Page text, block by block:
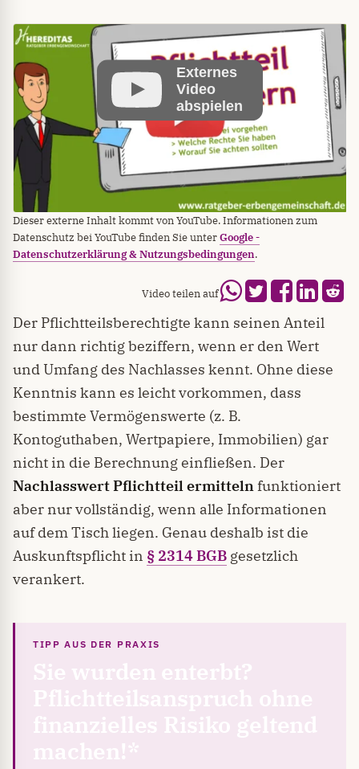
Externes
Video
abspielen
Dieser externe Inhalt kommt von YouTube. Informationen zum
Datenschutz bei YouTube finden Sie unterGoogle -
Datenschutzerklärung & Nutzungsbedingungen.
Video teilen auf
Der Pflichtteilsberechtigte kann seinen Anteil
nur dann richtig beziffern, wenn er den Wert
und Umfang des Nachlasses kennt. Ohne diese
Kenntnis kann es leicht vorkommen, dass
bestimmte Vermögenswerte (z. B.
Kontoguthaben, Wertpapiere, Immobilien) gar
nicht in die Berechnung einfließen. Der
Nachlasswert Pflichtteil ermittelnfunktioniert
aber nur vollständig, wenn alle Informationen
auf dem Tisch liegen. Genau deshalb ist die
Auskunftspflicht in § 2314 BGB gesetzlich
verankert.